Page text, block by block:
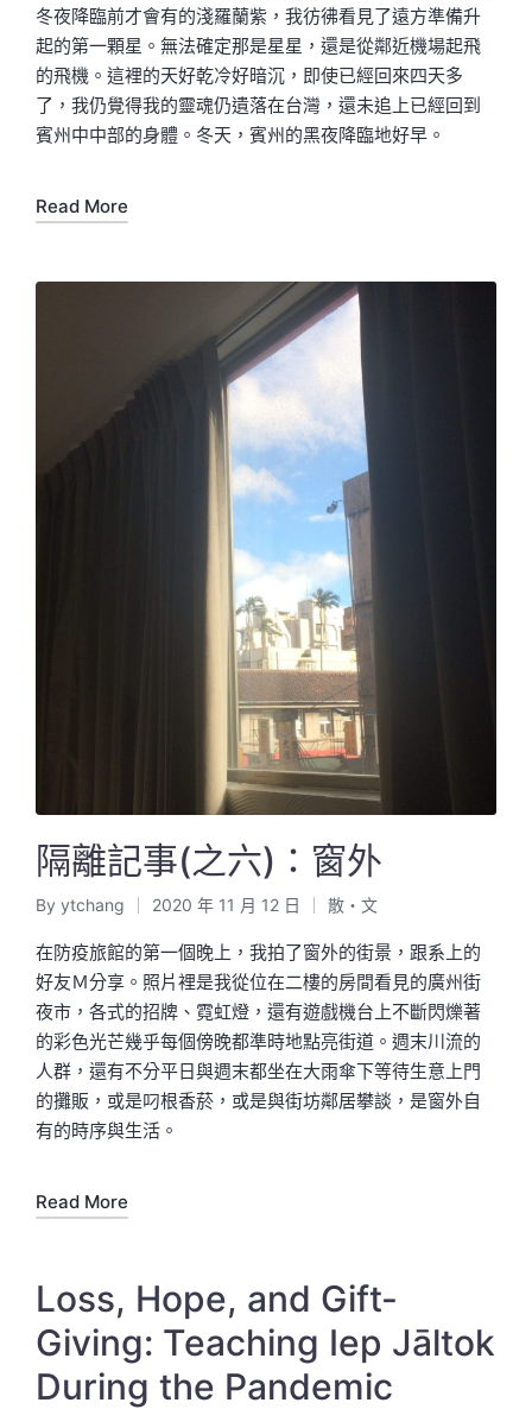
冬夜降臨前才會有的淺羅蘭紫，我彷彿看見了遠方準備升
起的第一顆星。無法確定那是星星，還是從鄰近機場起飛
的飛機。這裡的天好乾冷好暗沉，即使已經回來四天多
了，我仍覺得我的靈魂仍遺落在台灣，還未追上已經回到
賓州中中部的身體。冬天，賓州的黑夜降臨地好早。
Read More
隔離記事(之六)：窗外
Posted
by
By ytchang 2020 年 11 月 12 日
Posted
in
散・文
在防疫旅館的第一個晚上，我拍了窗外的街景，跟系上的
好友Ｍ分享。照片裡是我從位在二樓的房間看見的廣州街
夜市，各式的招牌、霓虹燈，還有遊戲機台上不斷閃爍著
的彩色光芒幾乎每個傍晚都準時地點亮街道。週末川流的
人群，還有不分平日與週末都坐在大雨傘下等待生意上門
的攤販，或是叼根香菸，或是與街坊鄰居攀談，是窗外自
有的時序與生活。
Read More
Loss, Hope, and Gift-
Giving: Teaching Iep Jāltok
During the Pandemic